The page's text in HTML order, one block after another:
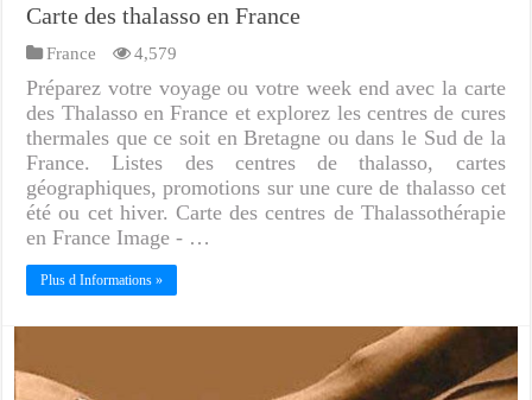
Carte des thalasso en France
France 4,579
Préparez votre voyage ou votre week end avec la carte
des Thalasso en France et explorez les centres de cures
thermales que ce soit en Bretagne ou dans le Sud de la
France. Listes des centres de thalasso, cartes
géographiques, promotions sur une cure de thalasso cet
été ou cet hiver. Carte des centres de Thalassothérapie
en France Image - …
Plus d Informations »